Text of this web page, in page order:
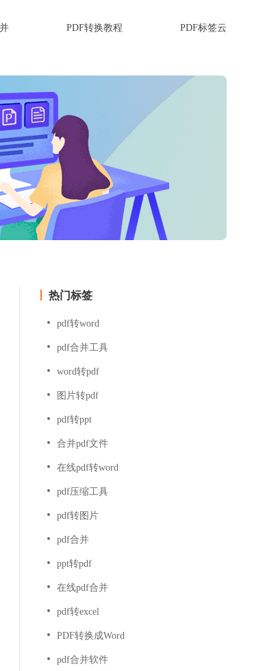
PDF转换教程 PDF标签云
热门标签
pdf转word
pdf合并工具
word转pdf
图片转pdf
pdf转ppt
合并pdf文件
在线pdf转word
pdf压缩工具
pdf转图片
pdf合并
ppt转pdf
在线pdf合并
pdf转excel
PDF转换成Word
pdf合并软件